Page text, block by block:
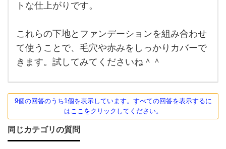
トな仕上がりです。
これらの下地とファンデーションを組み合わせ
て使うことで、毛穴や赤みをしっかりカバーで
きます。試してみてくださいね＾＾
9個の回答のうち1個を表示しています。すべての回答を表示するに
はここをクリックしてください。
同じカテゴリの質問